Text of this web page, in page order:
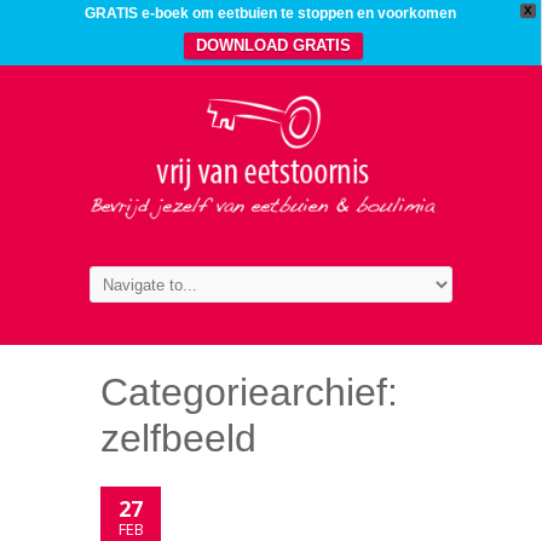
X
GRATIS e-boek om eetbuien te stoppen en voorkomen
DOWNLOAD GRATIS
Categoriearchief:
zelfbeeld
27
FEB